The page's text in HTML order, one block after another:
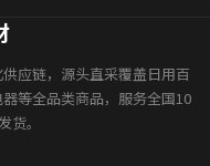
应链，源头直采覆盖日用百
等全品类商品，服务全国10
货。